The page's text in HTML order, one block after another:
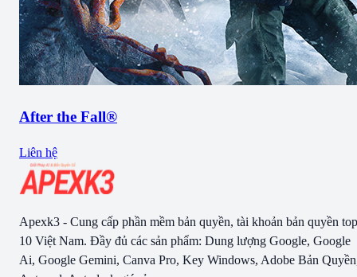
After the Fall®
Liên hệ
Apexk3 - Cung cấp phần mềm bản quyền, tài khoản bản quyền top
10 Việt Nam. Đầy đủ các sản phẩm: Dung lượng Google, Google
Ai, Google Gemini, Canva Pro, Key Windows, Adobe Bản